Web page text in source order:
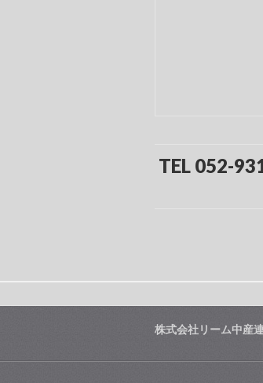
TEL 052-
株式会社リーム中産